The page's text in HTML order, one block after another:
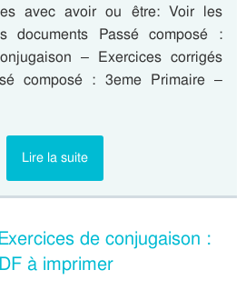
avec avoir ou être: Voir les
documents Passé composé :
– Exercices corrigés
composé : 3eme Primaire –
Lire la suite
de conjugaison :
à imprimer